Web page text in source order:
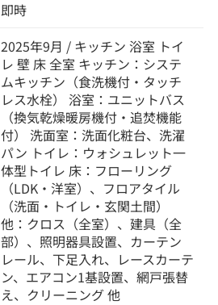
即時
2025年9月 / キッチン 浴室 トイ
レ 壁 床 全室 キッチン：システ
ムキッチン（食洗機付・タッチ
レス水栓） 浴室：ユニットバス
（換気乾燥暖房機付・追焚機能
付） 洗面室：洗面化粧台、洗濯
パン トイレ：ウォシュレット一
体型トイレ 床：フローリング
（LDK・洋室）、フロアタイル
（洗面・トイレ・玄関土間）
他：クロス（全室）、建具（全
部）、照明器具設置、カーテン
レール、下足入れ、レースカーテ
ン、エアコン1基設置、網戸張替
え、クリーニング 他